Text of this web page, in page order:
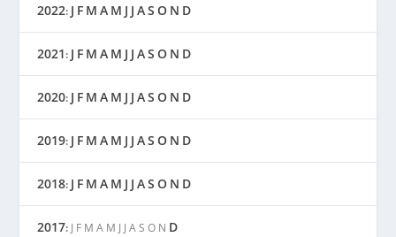
2022: J F M A M J J AS O N D
2021: J F M A M J J AS O N D
2020: J F M A M J J AS O N D
2019: J F M A M J J AS O N D
2018: J F M A M J J AS O N D
2017: J F M A M J J A S O N D